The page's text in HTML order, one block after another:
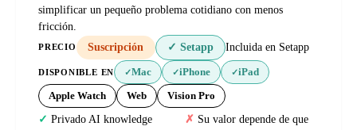
simplificar un pequeño problema cotidiano con menos
fricción.
PRECIO Suscripción ✓ Setapp Incluida en Setapp
DISPONIBLE EN ✓Mac ✓iPhone ✓iPad
Apple Watch Web Vision Pro
Privado AI knowledge
Su valor depende de que